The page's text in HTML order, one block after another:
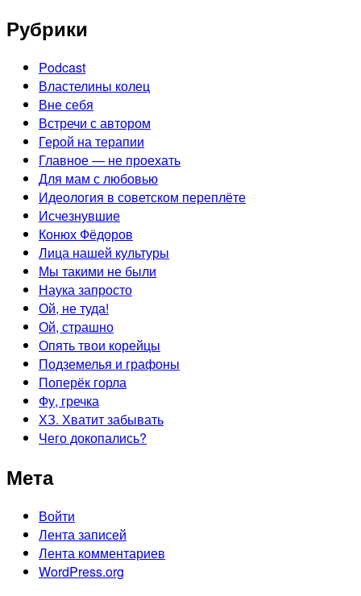
Рубрики
Podcast
Властелины колец
Вне себя
Встречи с автором
Герой на терапии
Главное — не проехать
Для мам с любовью
Идеология в советском переплёте
Исчезнувшие
Конюх Фёдоров
Лица нашей культуры
Мы такими не были
Наука запросто
Ой, не туда!
Ой, страшно
Опять твои корейцы
Подземелья и графоны
Поперёк горла
Фу, гречка
ХЗ. Хватит забывать
Чего докопались?
Мета
Войти
Лента записей
Лента комментариев
WordPress.org